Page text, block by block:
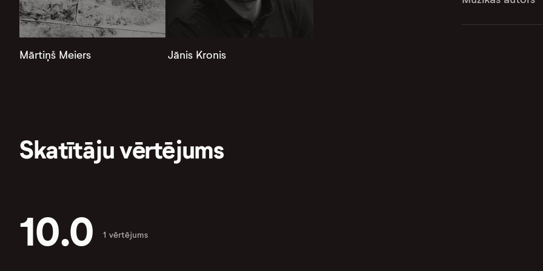
Mārtiņš Meiers Jānis Kronis
Skatītāju vērtējums
10.0 1 vērtējums